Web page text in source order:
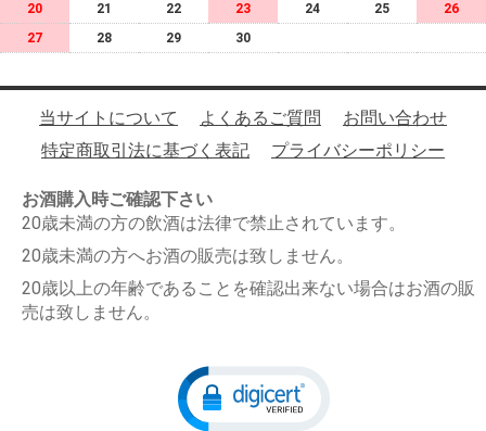
20
21 22 23 24 25
26
27
28 29 30
当サイトについて よくあるご質問
お問い合わせ
特定商取引法に基づく表記
プライバシーポリシー
お酒購入時ご確認下さい
20歳未満の方の飲酒は法律で禁止されています。
20歳未満の方へお酒の販売は致しません。
20歳以上の年齢であることを確認出来ない場合はお酒の販
売は致しません。